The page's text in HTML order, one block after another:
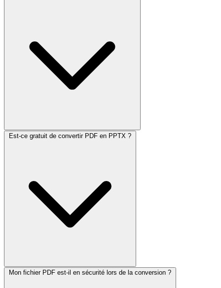
Est-ce gratuit de convertir PDF en PPTX ?
Mon fichier PDF est-il en sécurité lors de la conversion ?